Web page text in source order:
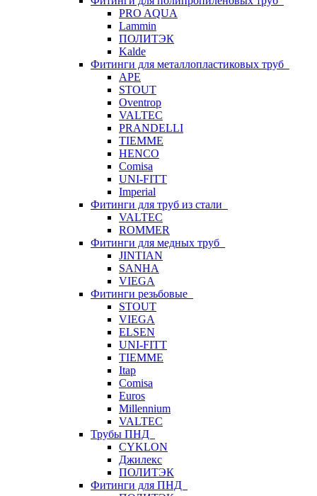
PRO AQUA
Lammin
ПОЛИТЭК
Kalde
Фитинги для металлопластиковых труб
APE
STOUT
Oventrop
VALTEC
PRANDELLI
TIEMME
HENCO
Comisa
UNI-FITT
Imperial
Фитинги для труб из стали
VALTEC
ROMMER
Фитинги для медных труб
JINTIAN
SANHA
VIEGA
Фитинги резьбовые
STOUT
VIEGA
ELSEN
UNI-FITT
TIEMME
Itap
Comisa
Euros
Millennium
VALTEC
Трубы ПНД
CYKLON
Джилекс
ПОЛИТЭК
Фитинги для ПНД